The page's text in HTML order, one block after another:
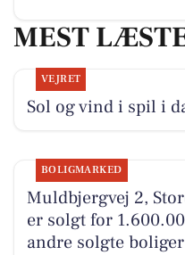
MEST
VEJRET
Sol og vind i spil i
BOLIGMARKED
Muldbjergvej 2,
er solgt for
andre solgte boliger